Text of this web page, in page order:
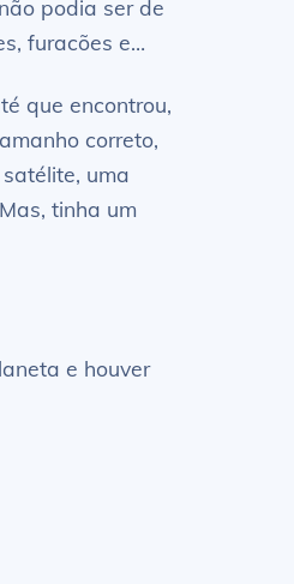
podia ser de
furacões e…
que encontrou,
correto,
uma
tinha um
e houver